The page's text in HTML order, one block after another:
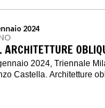
2024
2024, Triennale
Castella. Architetture